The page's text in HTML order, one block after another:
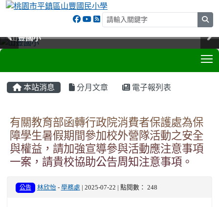
山豐國小
山豐國小
山豐國小
山豐國小
本站消息 分月文章 電子報列表
有關教育部函轉行政院消費者保護處為保
障學生暑假期間參加校外營隊活動之安全
與權益，請加強宣導參與活動應注意事項
一案，請貴校協助公告周知注意事項。
公告 林欣怡- 學務處 | 2025-07-22 | 點閱數： 248